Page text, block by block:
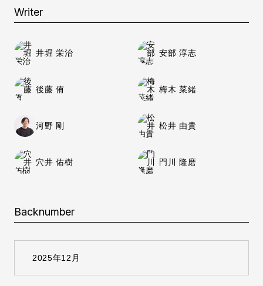
Writer
井堀 栄治 安部 淳志
後藤 侑 梅木 菜緒
河野 剛 松井 由貴
穴井 佑樹 門川 隆磨
Backnumber